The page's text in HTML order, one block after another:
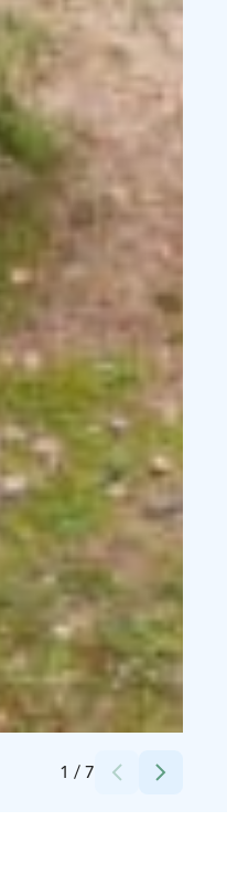
1 / 7